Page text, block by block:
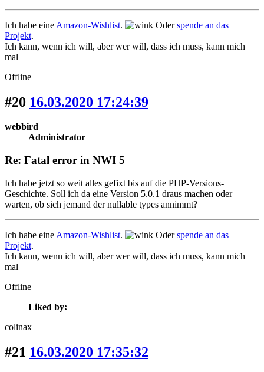
Ich habe eine Amazon-Wishlist. Oderspende an das
Projekt.
Ich kann, wenn ich will, aber wer will, dass ich muss, kann mich
mal
Offline
#20 16.03.2020 17:24:39
webbird
Administrator
Re: Fatal error in NWI 5
Ich habe jetzt so weit alles gefixt bis auf die PHP-Versions-
Geschichte. Soll ich da eine Version 5.0.1 draus machen oder
warten, ob sich jemand der nullable types annimmt?
Ich habe eine Amazon-Wishlist. Oderspende an das
Projekt.
Ich kann, wenn ich will, aber wer will, dass ich muss, kann mich
mal
Offline
Liked by:
colinax
#21 16.03.2020 17:35:32